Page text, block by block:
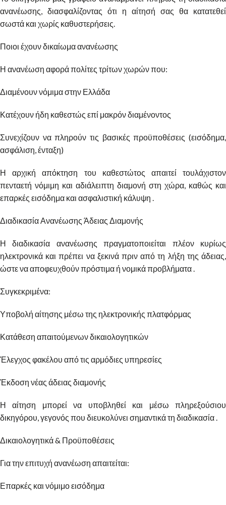
ανανέωσης, διασφαλίζοντας ότι η αίτησή σας θα κατατεθεί
σωστά και χωρίς καθυστερήσεις.
Ποιοι έχουν δικαίωμα ανανέωσης
Η ανανέωση αφορά πολίτες τρίτων χωρών που:
Διαμένουν νόμιμα στην Ελλάδα
Κατέχουν ήδη καθεστώς επί μακρόν διαμένοντος
Συνεχίζουν να πληρούν τις βασικές προϋποθέσεις (εισόδημα,
ασφάλιση, ένταξη)
Η αρχική απόκτηση του καθεστώτος απαιτεί τουλάχιστον
πενταετή νόμιμη και αδιάλειπτη διαμονή στη χώρα, καθώς και
επαρκές εισόδημα και ασφαλιστική κάλυψη .
Διαδικασία Ανανέωσης Άδειας Διαμονής
Η διαδικασία ανανέωσης πραγματοποιείται πλέον κυρίως
ηλεκτρονικά και πρέπει να ξεκινά πριν από τη λήξη της άδειας,
ώστε να αποφευχθούν πρόστιμα ή νομικά προβλήματα .
Συγκεκριμένα:
Υποβολή αίτησης μέσω της ηλεκτρονικής πλατφόρμας
Κατάθεση απαιτούμενων δικαιολογητικών
Έλεγχος φακέλου από τις αρμόδιες υπηρεσίες
Έκδοση νέας άδειας διαμονής
Η αίτηση μπορεί να υποβληθεί και μέσω πληρεξούσιου
δικηγόρου, γεγονός που διευκολύνει σημαντικά τη διαδικασία .
Δικαιολογητικά & Προϋποθέσεις
Για την επιτυχή ανανέωση απαιτείται:
Επαρκές και νόμιμο εισόδημα